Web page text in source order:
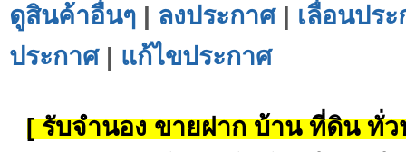
ดูสินค้าอื่นๆ | ลงประกาศ| เลื่อนปร
ประกาศ| แก้ไขประกาศ
[ รับจำนอง ขายฝาก บ้าน ที่ดิน ทั่ว